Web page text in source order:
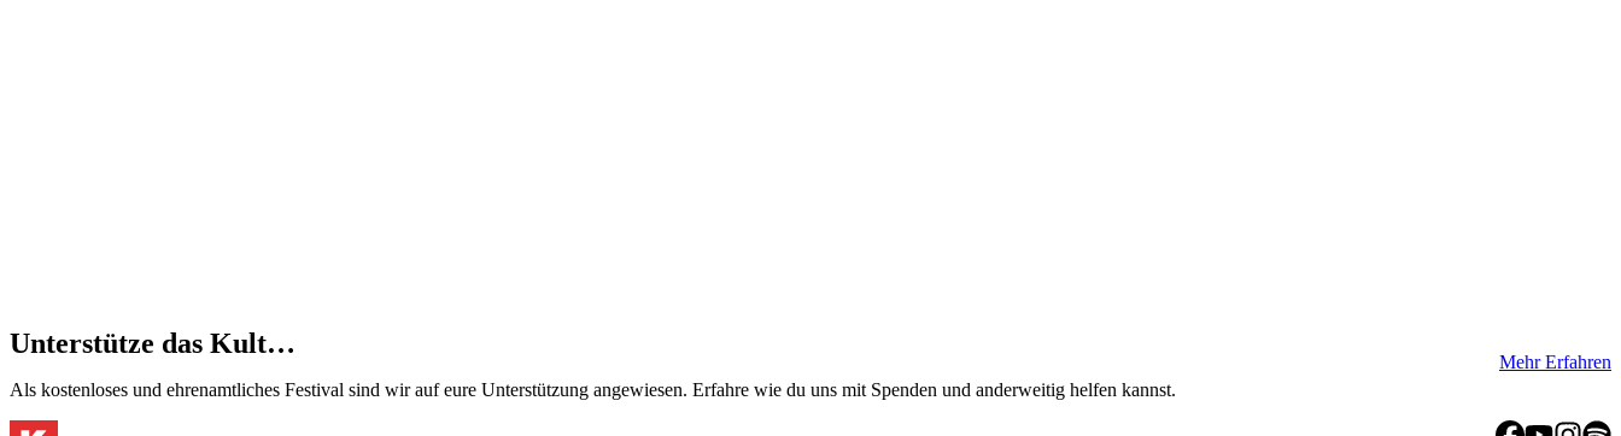
Unterstütze das Kult…
Als kostenloses und ehrenamtliches Festival sind wir auf eure Unterstützung angewiesen. Erfahre wie du uns mit Spenden und anderweitig helfen kannst.
Mehr Erfahren